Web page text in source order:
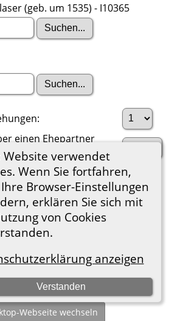
Website verwendet
Wenn Sie fortfahren,
Browser-Einstellungen
erklären Sie sich mit
von Cookies
anzeigen
Verstanden
(geb. um 1535) - I10365
einen Ehepartner
Generationen:
nach anderen Verbindungen
von Darrin Lythgoe © 2001-2026.
geht es zum Impressum
Webseite wechseln